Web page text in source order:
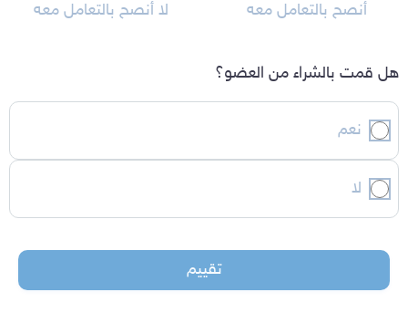
أنصح بالتعامل معه لا أنصح بالتعامل معه
هل قمت بالشراء من العضو؟
نعم
لا
تقييم